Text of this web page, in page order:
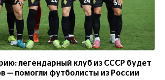
легендарный клуб из СССР будет
— помогли футболисты из России